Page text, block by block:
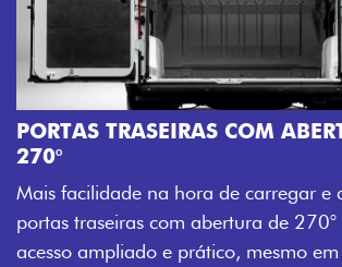
PORTAS TRASEIRAS COM
270°
Mais facilidade na hora de carregar e
portas traseiras com abertura de 270°
acesso ampliado e prático, mesmo em